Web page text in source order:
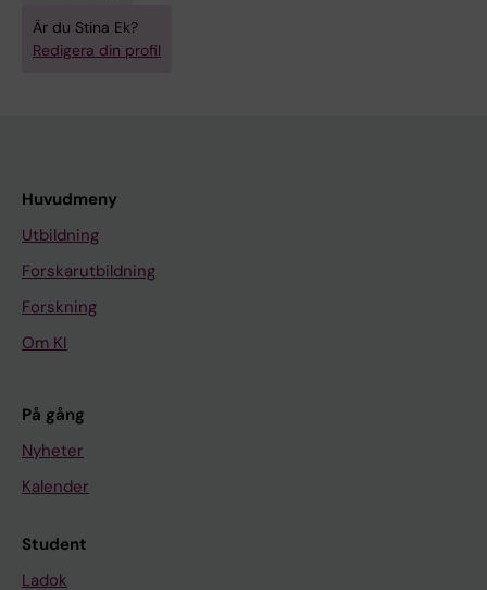
Är du Stina Ek?
Redigera din profil
Huvudmeny
Utbildning
Forskarutbildning
Forskning
Om KI
På gång
Nyheter
Kalender
Student
Ladok